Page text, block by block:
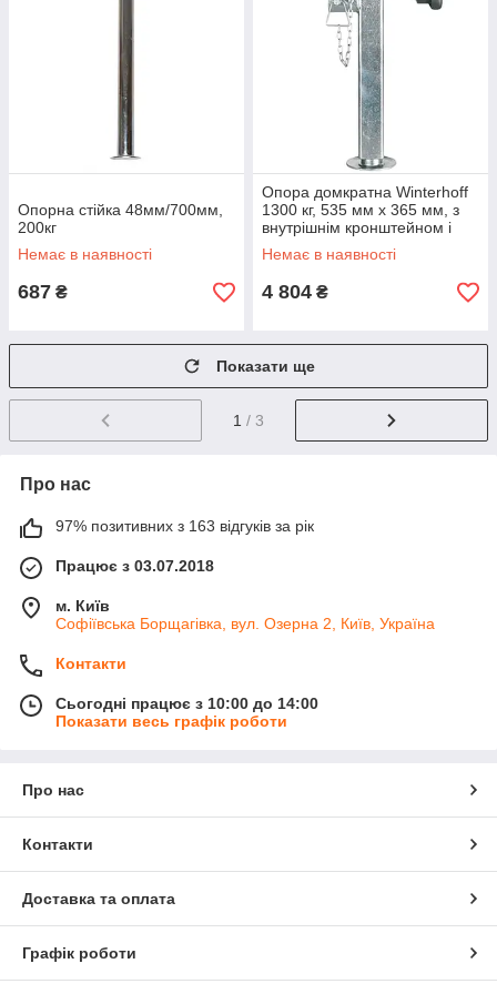
Опорна стійка 48мм/700мм,
200кг
Немає в наявності
687 ₴
Опора домкратна Winterhoff
1300 кг, 535 мм х 365 мм, з
внутрішнім кронштейном і
кучкою 1863472
Немає в наявності
4 804 ₴
Показати ще
1 / 3
Про нас
97% позитивних з 163 відгуків за рік
Працює з 03.07.2018
м. Київ
Софіївська Борщагівка, вул. Озерна 2, Київ, Україна
Контакти
Сьогодні працює з 10:00 до 14:00
Показати весь графік роботи
Про нас
Контакти
Доставка та оплата
Графік роботи